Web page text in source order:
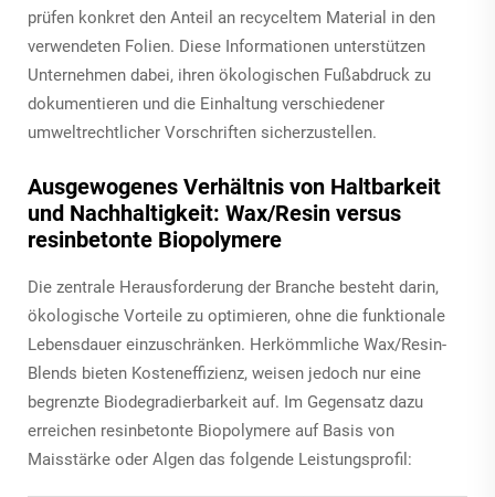
prüfen konkret den Anteil an recyceltem Material in den
verwendeten Folien. Diese Informationen unterstützen
Unternehmen dabei, ihren ökologischen Fußabdruck zu
dokumentieren und die Einhaltung verschiedener
umweltrechtlicher Vorschriften sicherzustellen.
Ausgewogenes Verhältnis von Haltbarkeit
und Nachhaltigkeit: Wax/Resin versus
resinbetonte Biopolymere
Die zentrale Herausforderung der Branche besteht darin,
ökologische Vorteile zu optimieren, ohne die funktionale
Lebensdauer einzuschränken. Herkömmliche Wax/Resin-
Blends bieten Kosteneffizienz, weisen jedoch nur eine
begrenzte Biodegradierbarkeit auf. Im Gegensatz dazu
erreichen resinbetonte Biopolymere auf Basis von
Maisstärke oder Algen das folgende Leistungsprofil: